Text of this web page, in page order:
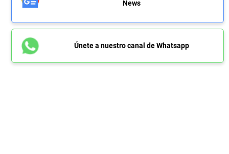
News
Únete a nuestro canal de Whatsapp